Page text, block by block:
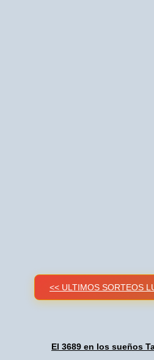
<< ULTIMOS SORTEOS
El 3689 en los sueños